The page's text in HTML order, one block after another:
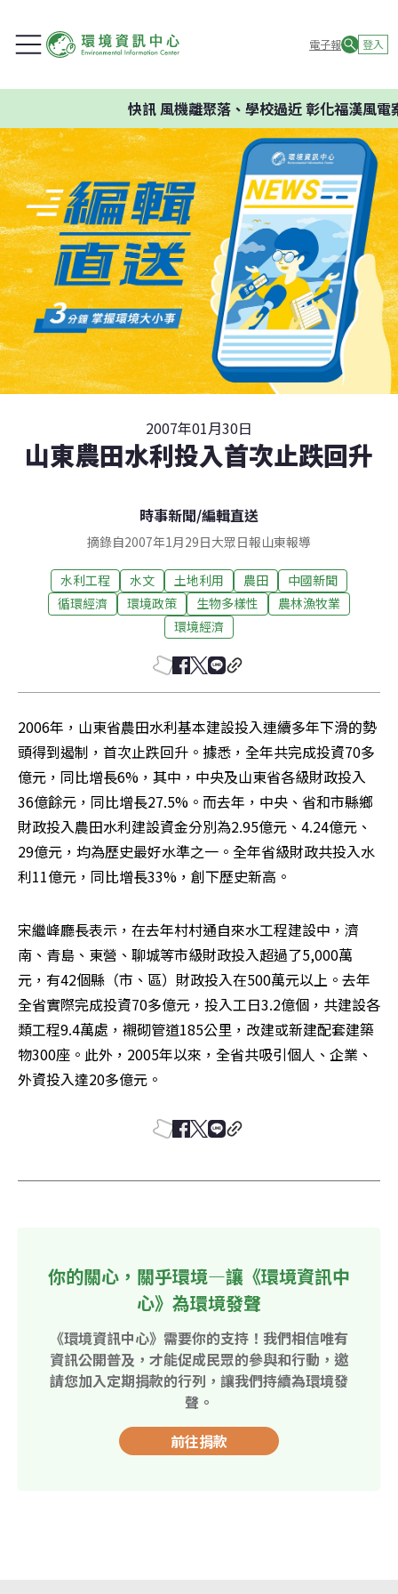
電子報 登入
快訊風機離聚落、學校過近 彰化福漢風電
2007年01月30日
山東農田水利投入首次止跌回升
時事新聞/編輯直送
摘錄自2007年1月29日大眾日報山東報導
水利工程 水文 土地利用 農田
中國新聞
循環經濟
環境政策 生物多樣性
農林漁牧業
環境經濟
2006年，山東省農田水利基本建設投入連續多年下滑的勢
頭得到遏制，首次止跌回升。據悉，全年共完成投資70多
億元，同比增長6%，其中，中央及山東省各級財政投入
36億餘元，同比增長27.5%。而去年，中央、省和市縣鄉
財政投入農田水利建設資金分別為2.95億元、4.24億元、
29億元，均為歷史最好水準之一。全年省級財政共投入水
利11億元，同比增長33%，創下歷史新高。
宋繼峰廳長表示，在去年村村通自來水工程建設中，濟
南、青島、東營、聊城等市級財政投入超過了5,000萬
元，有42個縣（市、區）財政投入在500萬元以上。去年
全省實際完成投資70多億元，投入工日3.2億個，共建設各
類工程9.4萬處，襯砌管道185公里，改建或新建配套建築
物300座。此外，2005年以來，全省共吸引個人、企業、
外資投入達20多億元。
你的關心，關乎環境—讓《環境資訊中
心》為環境發聲
《環境資訊中心》需要你的支持！我們相信唯有
資訊公開普及，才能促成民眾的參與和行動，邀
請您加入定期捐款的行列，讓我們持續為環境發
聲。
前往捐款